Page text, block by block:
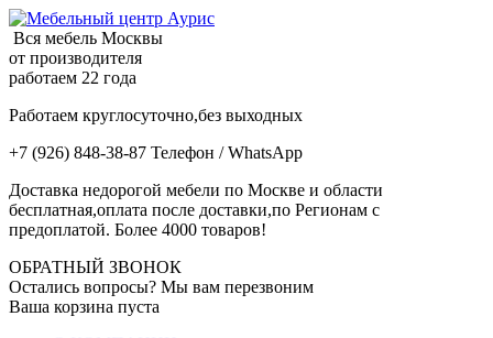
Вся мебель Москвы
от производителя
работаем 22 года
Работаем круглосуточно,без выходных
+7 (926) 848-38-87 Телефон / WhatsApp
Доставка недорогой мебели по Москве и области
бесплатная,оплата после доставки,по Регионам с
предоплатой. Более 4000 товаров!
ОБРАТНЫЙ ЗВОНОК
Остались вопросы? Мы вам перезвоним
Ваша корзина пуста